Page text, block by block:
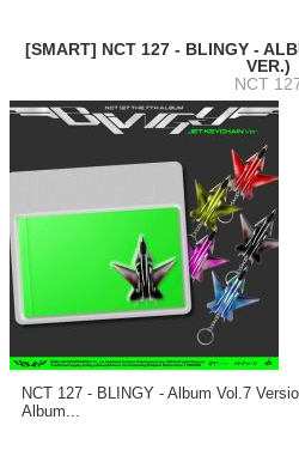
[SMART] NCT 127 - BLINGY -
VER.)
NCT
NCT 127 - BLINGY - Album Vol.7
Album...